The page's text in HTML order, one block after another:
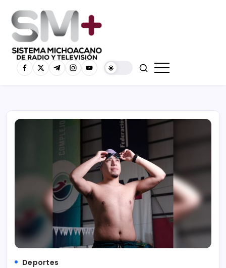
Deportes